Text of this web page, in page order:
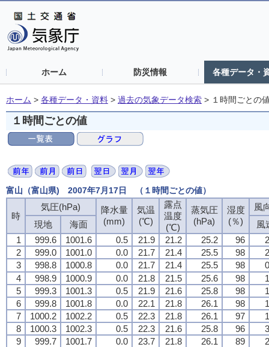
ホーム 防災情報 各種データ・
ホーム > 各種データ・資料 > 過去の気象データ検索 > １時間ごとの
１時間ごとの値
富山（富山県) 2007年7月17日 （１時間ごとの値）
時
気圧(hPa)
降水量
(mm)
気温
(℃)
露点
温度
(℃)
蒸気圧
(hPa)
湿度
(％)
風
現地
海面
風
1
999.6 1001.6 0.5 21.9 21.2 25.2 96
2
999.0 1001.0 0.0 21.7 21.4 25.5 98
3
998.8 1000.8 0.0 21.7 21.4 25.5 98
4
998.9 1000.9 0.0 21.8 21.5 25.6 98
5
999.3 1001.3 0.5 21.9 21.6 25.8 98
6
999.8 1001.8 0.0 22.1 21.8 26.1 98
7
1000.2 1002.2 0.5 22.3 21.8 26.1 97
8
1000.3 1002.3 0.5 22.3 21.6 25.8 96
9
999.7 1001.7 0.0 23.7 21.8 26.1 89